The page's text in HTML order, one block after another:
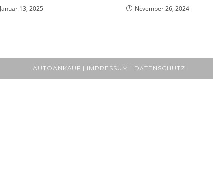
Januar 13, 2025 November 26, 2024
AUTOANKAUF | IMPRESSUM | DATENSCHUTZ